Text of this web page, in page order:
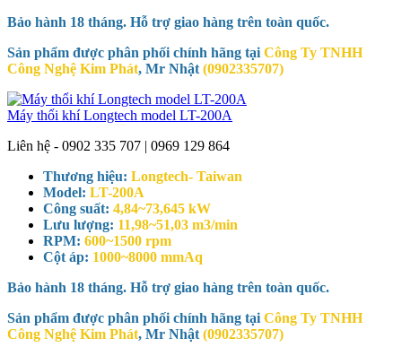
Bảo hành 18 tháng. Hỗ trợ giao hàng trên toàn quốc.
Sản phẩm được phân phối chính hãng tại Công Ty TNHH
Công Nghệ Kim Phát, Mr Nhật (0902335707)
Máy thổi khí Longtech model LT-200A
Liên hệ - 0902 335 707 | 0969 129 864
Thương hiệu: Longtech- Taiwan
Model: LT-200A
Công suất: 4,84~73,645 kW
Lưu lượng: 11,98~51,03 m3/min
RPM: 600~1500 rpm
Cột áp: 1000~8000 mmAq
Bảo hành 18 tháng. Hỗ trợ giao hàng trên toàn quốc.
Sản phẩm được phân phối chính hãng tại Công Ty TNHH
Công Nghệ Kim Phát, Mr Nhật (0902335707)